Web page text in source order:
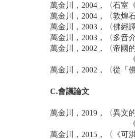
萬金川，2004，〈石室
萬金川，2004，〈敦煌
萬金川，2003，〈佛經
萬金川，2003，〈多音
萬金川，2002，〈帝國
萬金川，2002，〈從「
C.會議論文
萬金川，2019，〈異文
萬金川，2015，〈《可